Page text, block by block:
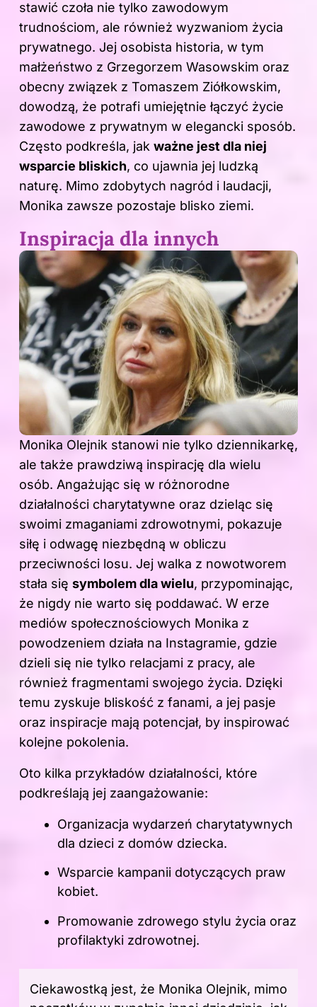
stawić czoła nie tylko zawodowym
trudnościom, ale również wyzwaniom życia
prywatnego. Jej osobista historia, w tym
małżeństwo z Grzegorzem Wasowskim oraz
obecny związek z Tomaszem Ziółkowskim,
dowodzą, że potrafi umiejętnie łączyć życie
zawodowe z prywatnym w elegancki sposób.
Często podkreśla, jak ważne jest dla niej
wsparcie bliskich, co ujawnia jej ludzką
naturę. Mimo zdobytych nagród i laudacji,
Monika zawsze pozostaje blisko ziemi.
Inspiracja dla innych
Monika Olejnik stanowi nie tylko dziennikarkę,
ale także prawdziwą inspirację dla wielu
osób. Angażując się w różnorodne
działalności charytatywne oraz dzieląc się
swoimi zmaganiami zdrowotnymi, pokazuje
siłę i odwagę niezbędną w obliczu
przeciwności losu. Jej walka z nowotworem
stała się symbolem dla wielu, przypominając,
że nigdy nie warto się poddawać. W erze
mediów społecznościowych Monika z
powodzeniem działa na Instagramie, gdzie
dzieli się nie tylko relacjami z pracy, ale
również fragmentami swojego życia. Dzięki
temu zyskuje bliskość z fanami, a jej pasje
oraz inspiracje mają potencjał, by inspirować
kolejne pokolenia.
Oto kilka przykładów działalności, które
podkreślają jej zaangażowanie:
Organizacja wydarzeń charytatywnych
dla dzieci z domów dziecka.
Wsparcie kampanii dotyczących praw
kobiet.
Promowanie zdrowego stylu życia oraz
profilaktyki zdrowotnej.
Ciekawostką jest, że Monika Olejnik, mimo